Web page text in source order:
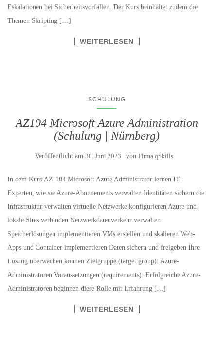
Eskalationen bei Sicherheitsvorfällen. Der Kurs beinhaltet zudem die
Themen Skripting […]
WEITERLESEN
SCHULUNG
AZ104 Microsoft Azure Administration
(Schulung | Nürnberg)
Veröffentlicht am 30. Juni 2023 von Firma qSkills
In dem Kurs AZ-104 Microsoft Azure Administrator lernen IT-
Experten, wie sie Azure-Abonnements verwalten Identitäten sichern die
Infrastruktur verwalten virtuelle Netzwerke konfigurieren Azure und
lokale Sites verbinden Netzwerkdatenverkehr verwalten
Speicherlösungen implementieren VMs erstellen und skalieren Web-
Apps und Container implementieren Daten sichern und freigeben Ihre
Lösung überwachen können Zielgruppe (target group): Azure-
Administratoren Voraussetzungen (requirements): Erfolgreiche Azure-
Administratoren beginnen diese Rolle mit Erfahrung […]
WEITERLESEN